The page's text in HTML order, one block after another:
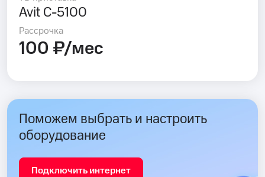
Avit C-5100
Рассрочка
100 ₽/мес
Поможем выбрать и настроить
оборудование
Подключить интернет